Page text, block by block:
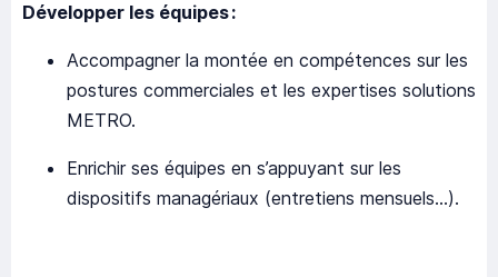
Développer les équipes :
Accompagner la montée en compétences sur les
postures commerciales et les expertises solutions
METRO.
Enrichir ses équipes en s’appuyant sur les
dispositifs managériaux (entretiens mensuels…).